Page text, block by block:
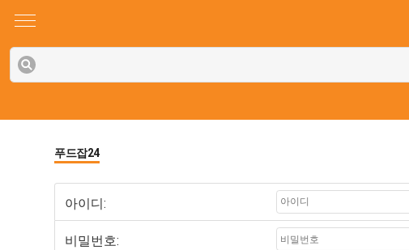
푸드잡24
아이디:
비밀번호: